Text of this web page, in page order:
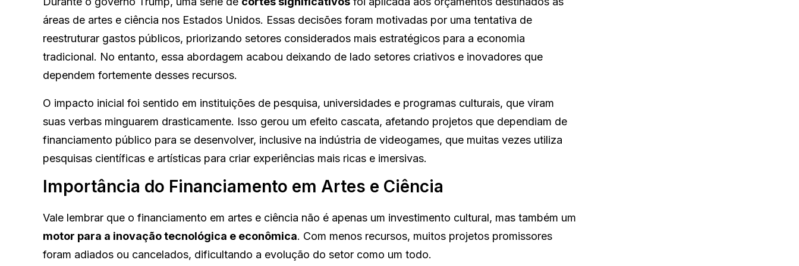
áreas de artes e ciência nos Estados Unidos. Essas decisões foram motivadas por uma tentativa de
reestruturar gastos públicos, priorizando setores considerados mais estratégicos para a economia
tradicional. No entanto, essa abordagem acabou deixando de lado setores criativos e inovadores que
dependem fortemente desses recursos.
O impacto inicial foi sentido em instituições de pesquisa, universidades e programas culturais, que viram
suas verbas minguarem drasticamente. Isso gerou um efeito cascata, afetando projetos que dependiam de
financiamento público para se desenvolver, inclusive na indústria de videogames, que muitas vezes utiliza
pesquisas científicas e artísticas para criar experiências mais ricas e imersivas.
Importância do Financiamento em Artes e Ciência
Vale lembrar que o financiamento em artes e ciência não é apenas um investimento cultural, mas também um
motor para a inovação tecnológica e econômica. Com menos recursos, muitos projetos promissores
foram adiados ou cancelados, dificultando a evolução do setor como um todo.